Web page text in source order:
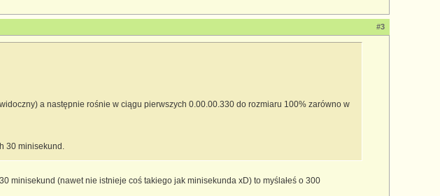
#3
a następnie rośnie w ciągu pierwszych 0.00.00.330 do rozmiaru 100% zarówno w
30 minisekund.
minisekund (nawet nie istnieje coś takiego jak minisekunda xD) to myślałeś o 300